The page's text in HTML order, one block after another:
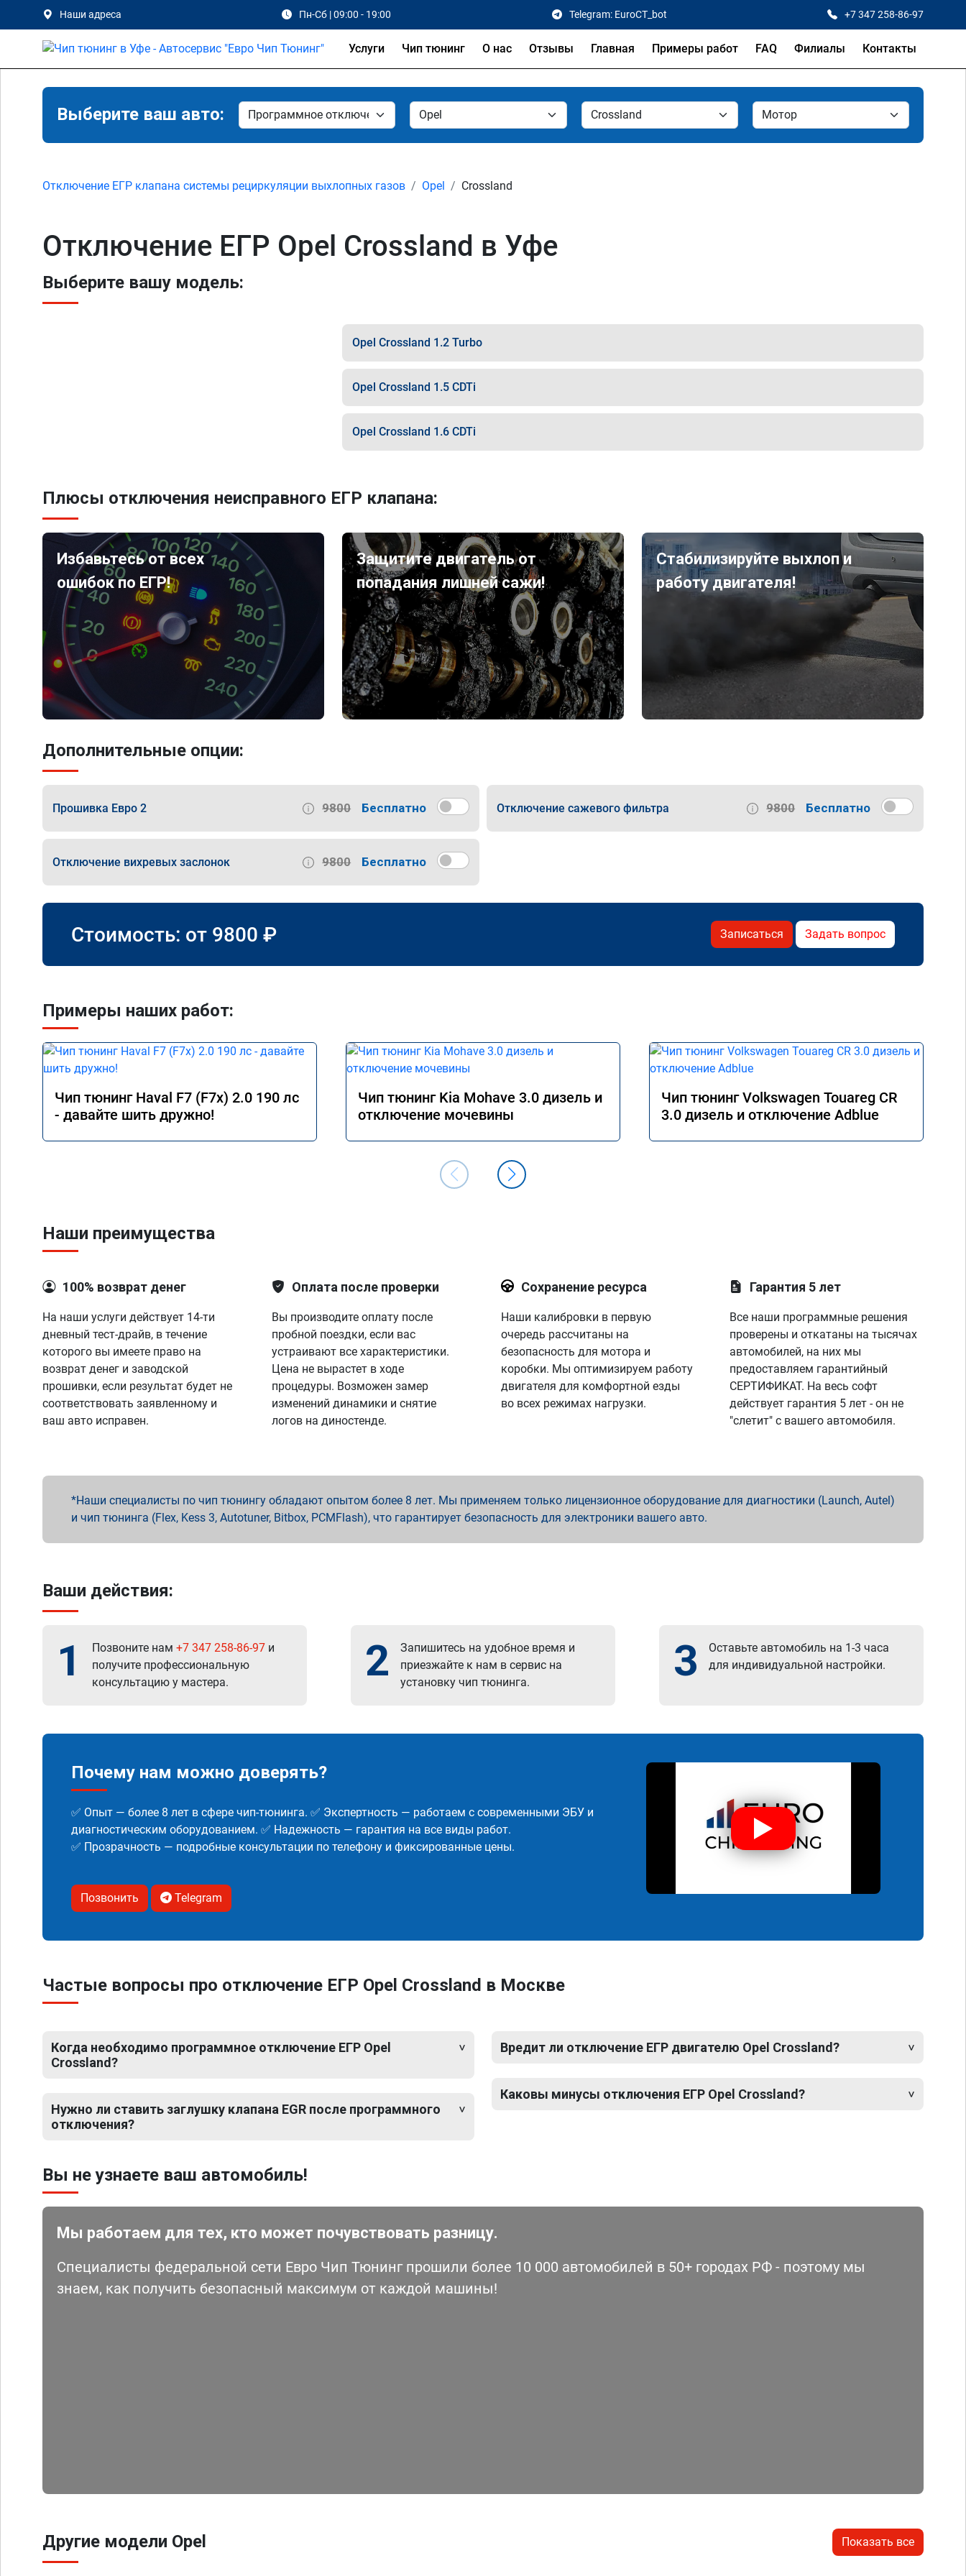
Наши адреса Пн-Сб | 09:00 - 19:00 Telegram: EuroCT_bot +7 347 258-86-97
Услуги Чип тюнинг О нас Отзывы Главная Примеры работ FAQ Филиалы Контакты
Выберите ваш авто:
Отключение ЕГР клапана системы рециркуляции выхлопных газов Opel Crossland
Отключение ЕГР Opel Crossland в Уфе
Выберите вашу модель:
Opel Crossland 1.2 Turbo
Opel Crossland 1.5 CDTi
Opel Crossland 1.6 CDTi
Плюсы отключения неисправного ЕГР клапана:
Избавьтесь от всех
ошибок по ЕГР!
Защитите двигатель от
попадания лишней сажи!
Стабилизируйте выхлоп и
работу двигателя!
Дополнительные опции:
Прошивка Евро 2 9800 Бесплатно Отключение сажевого фильтра 9800 Бесплатно
Отключение вихревых заслонок 9800 Бесплатно
Стоимость: от 9800 ₽ Записаться Задать вопрос
Примеры наших работ:
Чип тюнинг Haval F7 (F7x) 2.0 190 лс
- давайте шить дружно!
Чип тюнинг Kia Mohave 3.0 дизель и
отключение мочевины
Чип тюнинг Volkswagen Touareg CR
3.0 дизель и отключение Adblue
Наши преимущества
100% возврат денег
На наши услуги действует 14-ти
дневный тест-драйв, в течение
которого вы имеете право на
возврат денег и заводской
прошивки, если результат будет не
соответствовать заявленному и
ваш авто исправен.
Оплата после проверки
Вы производите оплату после
пробной поездки, если вас
устраивают все характеристики.
Цена не вырастет в ходе
процедуры. Возможен замер
изменений динамики и снятие
логов на диностенде.
Сохранение ресурса
Наши калибровки в первую
очередь рассчитаны на
безопасность для мотора и
коробки. Мы оптимизируем работу
двигателя для комфортной езды
во всех режимах нагрузки.
Гарантия 5 лет
Все наши программные решения
проверены и откатаны на тысячах
автомобилей, на них мы
предоставляем гарантийный
СЕРТИФИКАТ. На весь софт
действует гарантия 5 лет - он не
"слетит" с вашего автомобиля.
Наши специалисты по чип тюнингу обладают опытом более 8 лет. Мы применяем только лицензионное оборудование для диагностики (Launch, Autel)
и чип тюнинга (Flex, Kess 3, Autotuner, Bitbox, PCMFlash), что гарантирует безопасность для электроники вашего авто.
Ваши действия:
1 Позвоните нам +7 347 258-86-97 и
получите профессиональную
консультацию у мастера.
2
Запишитесь на удобное время и
приезжайте к нам в сервис на
установку чип тюнинга.
3
Оставьте автомобиль на 1-3 часа
для индивидуальной настройки.
Почему нам можно доверять?
✅ Опыт — более 8 лет в сфере чип-тюнинга. ✅ Экспертность — работаем с современными ЭБУ и
диагностическим оборудованием. ✅ Надежность — гарантия на все виды работ.
✅ Прозрачность — подробные консультации по телефону и фиксированные цены.
Позвонить Telegram
Частые вопросы про отключение ЕГР Opel Crossland в Москве
Когда необходимо программное отключение ЕГР Opel
Crossland?
Нужно ли ставить заглушку клапана EGR после программного
отключения?
Вредит ли отключение ЕГР двигателю Opel Crossland?
Каковы минусы отключения ЕГР Opel Crossland?
Вы не узнаете ваш автомобиль!
Мы работаем для тех, кто может почувствовать разницу.
Специалисты федеральной сети Евро Чип Тюнинг прошили более 10 000 автомобилей в 50+ городах РФ - поэтому мы
знаем, как получить безопасный максимум от каждой машины!
Другие модели Opel Показать все